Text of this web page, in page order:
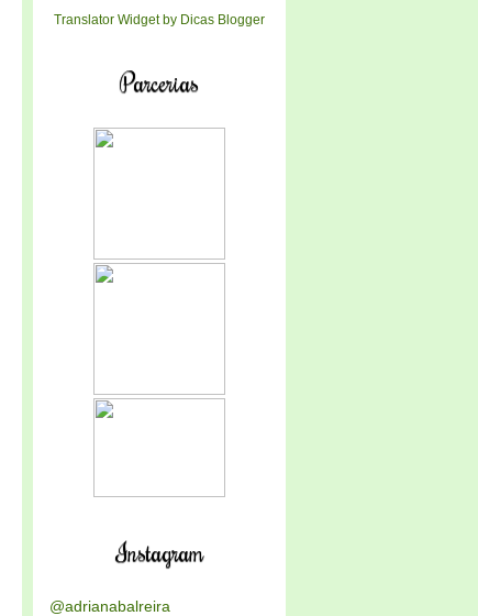
Translator Widget by Dicas Blogger
Parcerias
Instagram
@adrianabalreira